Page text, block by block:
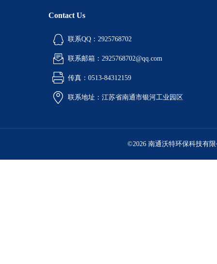
Contact Us
联系QQ：2925768702
联系邮箱：2925768702@qq.com
传真：0513-84312159
联系地址：江苏省南通市银河工业园区
©2026 南通沃特环保科技有